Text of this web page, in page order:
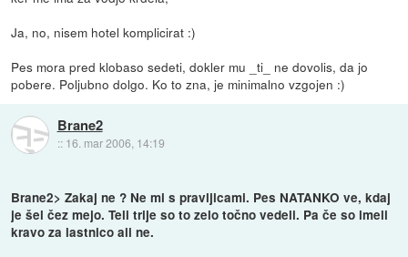
Ja, no, nisem hotel komplicirat :)
Pes mora pred klobaso sedeti, dokler mu _ti_ ne dovolis, da jo
pobere. Poljubno dolgo. Ko to zna, je minimalno vzgojen :)
Brane2
:: 16. mar 2006, 14:19
Brane2> Zakaj ne ? Ne mi s pravljicami. Pes NATANKO ve, kdaj
je šel čez mejo. Teli trije so to zelo točno vedeli. Pa če so imeli
kravo za lastnico ali ne.